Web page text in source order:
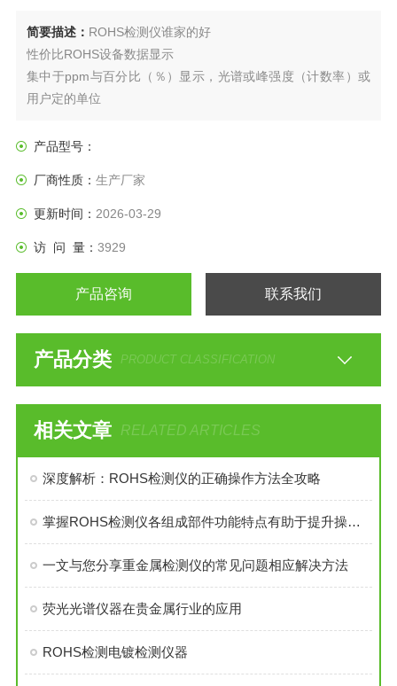
简要描述： ROHS检测仪谁家的好
性价比ROHS设备数据显示
集中于ppm与百分比（％）显示，光谱或峰强度（计数率）或
用户定的单位
产品型号：
厂商性质： 生产厂家
更新时间： 2026-03-29
访 问 量： 3929
产品咨询 联系我们
产品分类 PRODUCT CLASSIFICATION
相关文章 RELATED ARTICLES
深度解析：ROHS检测仪的正确操作方法全攻略
掌握ROHS检测仪各组成部件功能特点有助于提升操作效率与数据可靠性
一文与您分享重金属检测仪的常见问题相应解决方法
荧光光谱仪器在贵金属行业的应用
ROHS检测电镀检测仪器